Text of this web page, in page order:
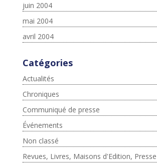
juin 2004
mai 2004
avril 2004
Catégories
Actualités
Chroniques
Communiqué de presse
Événements
Non classé
Revues, Livres, Maisons d'Edition, Presse